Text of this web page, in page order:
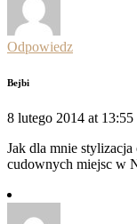
Odpowiedz
Bejbi
8 lutego 2014 at 13:55
Jak dla mnie stylizacja
cudownych miejsc w